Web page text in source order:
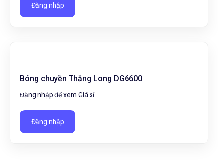
Đăng nhập
Bóng chuyền Thăng Long DG6600
Đăng nhập để xem Giá sỉ
Đăng nhập